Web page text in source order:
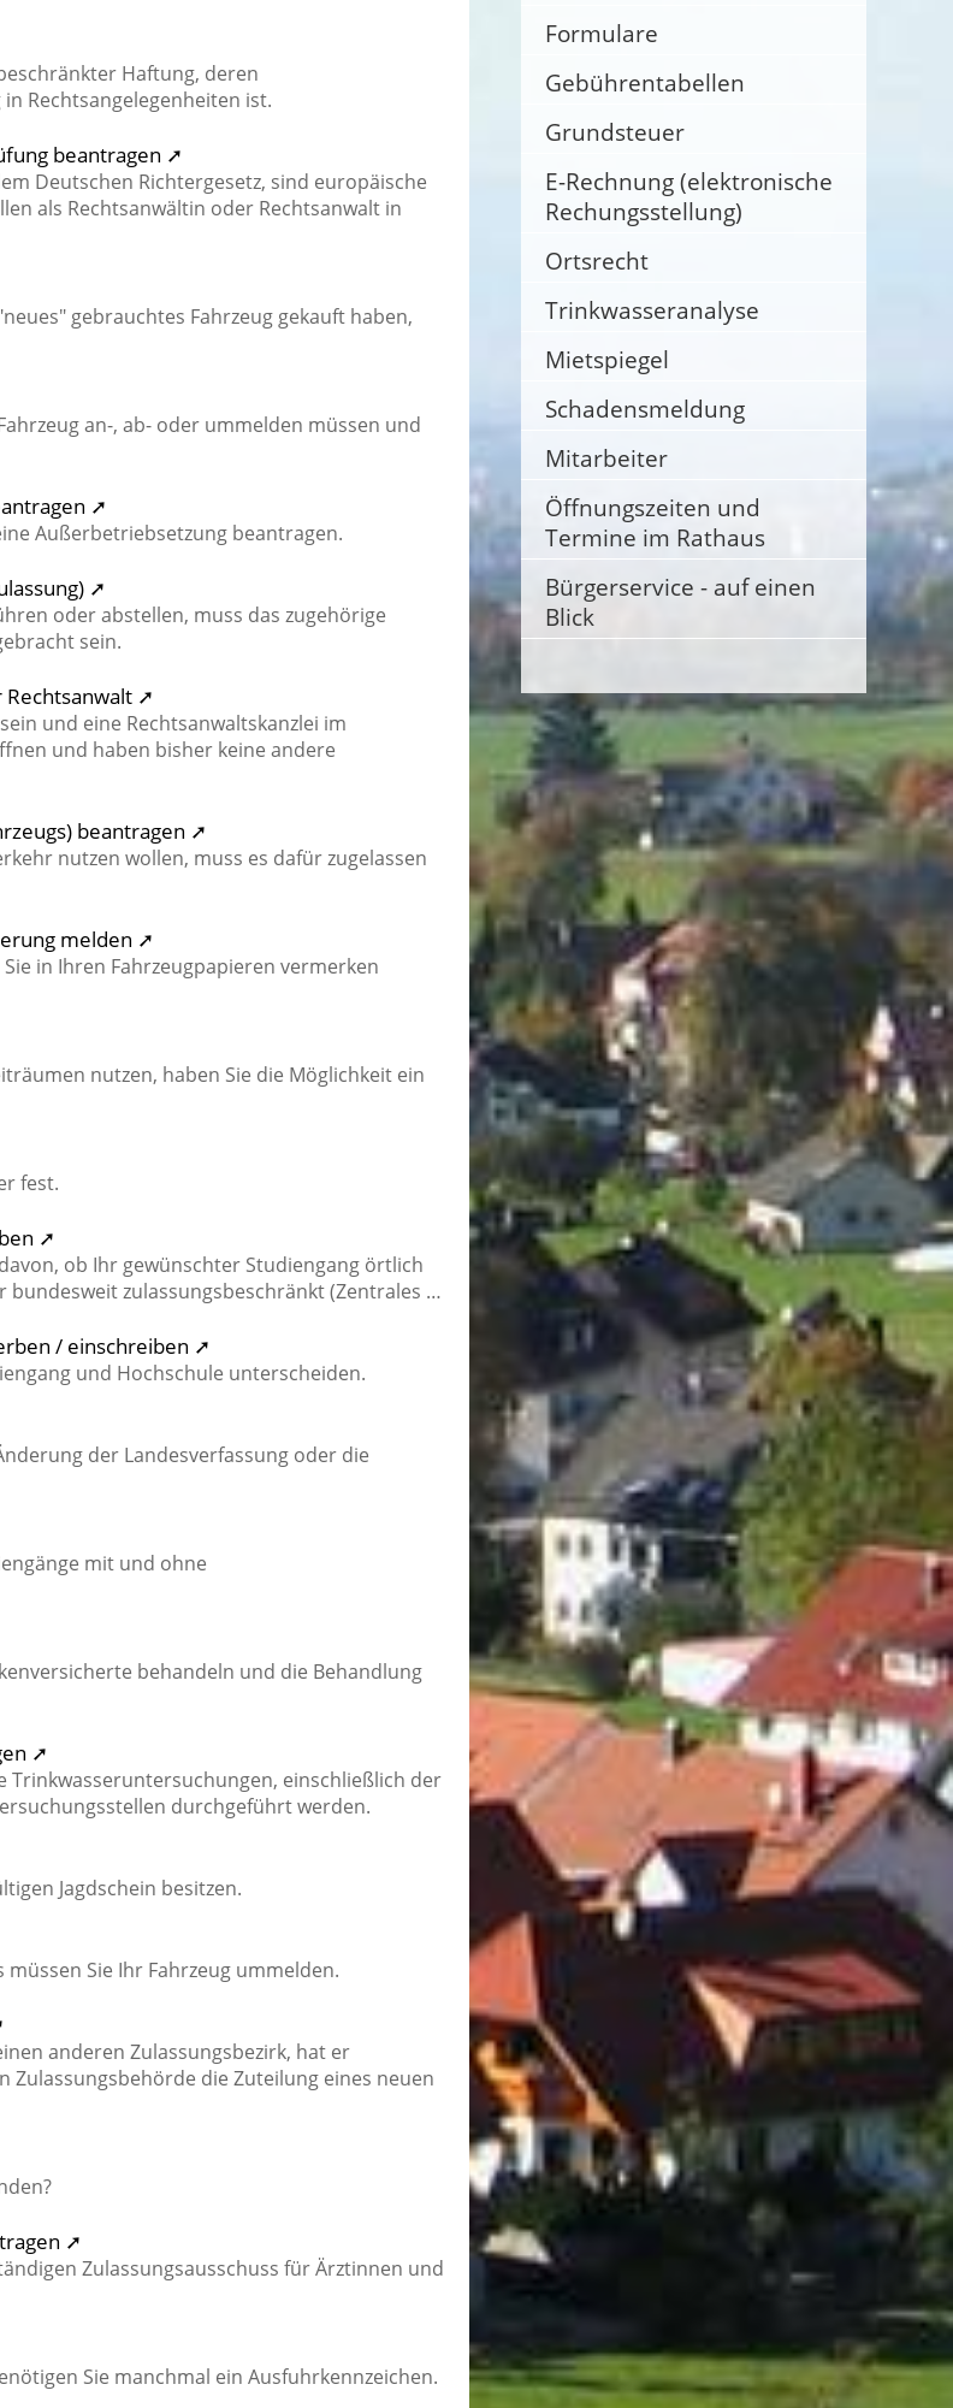
Haftung, deren
Rechtsangelegenheiten ist.
beantragen ➚
Deutschen Richtergesetz, sind europäische
als Rechtsanwältin oder Rechtsanwalt in
gebrauchtes Fahrzeug gekauft haben,
an-, ab- oder ummelden müssen und
➚
Außerbetriebsetzung beantragen.
➚
oder abstellen, muss das zugehörige
sein.
Rechtsanwalt ➚
und eine Rechtsanwaltskanzlei im
und haben bisher keine andere
beantragen ➚
nutzen wollen, muss es dafür zugelassen
melden ➚
in Ihren Fahrzeugpapieren vermerken
nutzen, haben Sie die Möglichkeit ein
fest.
➚
ob Ihr gewünschter Studiengang örtlich
zulassungsbeschränkt (Zentrales …
/ einschreiben ➚
und Hochschule unterscheiden.
der Landesverfassung oder die
mit und ohne
behandeln und die Behandlung
➚
einschließlich der
durchgeführt werden.
Jagdschein besitzen.
Sie Ihr Fahrzeug ummelden.
anderen Zulassungsbezirk, hat er
Zulassungsbehörde die Zuteilung eines neuen
➚
Zulassungsausschuss für Ärztinnen und
Sie manchmal ein Ausfuhrkennzeichen.
Formulare
Gebührentabellen
Grundsteuer
E-Rechnung (elektronische
Rechungsstellung)
Ortsrecht
Trinkwasseranalyse
Mietspiegel
Schadensmeldung
Mitarbeiter
Öffnungszeiten und
Termine im Rathaus
Bürgerservice - auf einen
Blick